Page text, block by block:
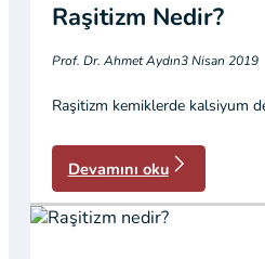
Raşitizm Nedir?
Prof. Dr. Ahmet Aydın3 Nisan 2019
Raşitizm kemiklerde kalsiyum
Devamını oku